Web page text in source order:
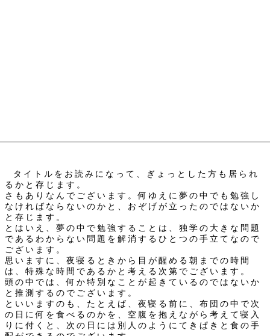
タイトルをお読みになって、ぎょっとした方も居られ
るかと存じます。
さもありなんでございます。何ゆえに夢の中でも勉強し
なければならないのかと、おぞげが立ったのではないか
と存じます。
とはいえ、夢の中で勉強することは、独学の大きな問題
であるわからない問題を解消するひとつの手立てなので
ございます。
思いますに、夜寝るときから目が醒める朝までの時間
は、特殊な時間であるかと考える次第でございます。
頭の中では、何か特別なことが起きているのではないか
と推測するのでございます。
といいますのも、たとえば、夜寝る前に、布団の中で次
の日に何を食べるのかを、空腹を抱えながら考えて寝入
りに付くと、次の日には別人のようにてきぱきと食の手